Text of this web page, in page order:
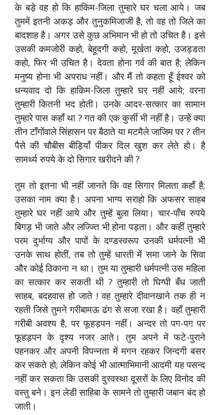
के बड़े वह हो कि हाकिम-जिला तुम्हारे घर चला आये। जब
तुममें इतनी अकड़ और तुनुकमिजाजी है, तो वह तो जिले का
बादशाह है। अगर उसे कुछ अभिमान भी हो तो उचित है। इसे
उसकी कमजोरी कहो, बेहूदगी कहो, मूर्खता कहो, उजड्डता
कहो, फिर भी उचित है। देवता होना गर्व की बात है; लेकिन
मनुष्य होना भी अपराध नहीं। और मैं तो कहता हूँ ईश्वर को
धन्यवाद दो कि हाकिम-जिला तुम्हारे घर नहीं आये; वरना
तुम्हारी कितनी भद होती। उनके आदर-सत्कार का सामान
तुम्हारे पास कहाँ था ? गत की एक कुर्सी भी नहीं है। उन्हें क्या
तीन टाँगोंवाले सिंहासन पर बैठाते या मटमैले जाजिम पर ? तीन
पैसे की चौबीस बीड़ियाँ पीकर दिल खुश कर लेते हो। है
सामर्थ्य रुपये के दो सिगार खरीदने की ?
तुम तो इतना भी नहीं जानते कि वह सिगार मिलता कहाँ है;
उसका नाम क्या है। अपना भाग्य सराहो कि अफसर साहब
तुम्हारे घर नहीं आये और तुम्हें बुला लिया। चार-पाँच रुपये
बिगड़ भी जाते और लज्ज्ति भी होना पड़ता। और कहीं तुम्हारे
परम दुर्भाग्य और पापों के दण्डस्वरूप उनकी धर्मपत्नी भी
उनके साथ होतीं, तब तो तुम्हें धारती में समा जाने के सिवा
और कोई ठिकाना न था। तुम या तुम्हारी धर्मपत्नी उस महिला
का सत्कार कर सकती थी ? तुम्हारी तो घिग्घी बँध जाती
साहब, बदहवास हो जाते ! वह तुम्हारे दीवानखाने तक ही न
रहती जिसे तुमने गरीबामऊ ढंग से सजा रखा है। वहाँ तुम्हारी
गरीबी अवश्य है, पर फूहड़पन नहीं। अन्दर तो पग-पग पर
फूहड़पन के दृश्य नजर आते। तुम अपने में फटे-पुराने
पहनकर और अपनी विपन्नता में मगन रहकर जिन्दगी बसर
कर सकते हो; लेकिन कोई भी आत्माभिमानी आदमी यह पसन्द
नहीं कर सकता कि उसकी दुरवस्था दूसरों के लिए विनोद की
वस्तु बने। इन लेडी साहिबा के सामने तो तुम्हारी जबान बंद हो
जाती।